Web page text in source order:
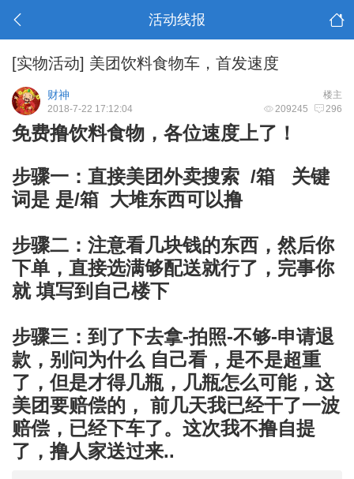
活动线报
[实物活动] 美团饮料食物车，首发速度
楼主
财神
209245 296
2018-7-22 17:12:04
免费撸饮料食物，各位速度上了！
步骤一：直接美团外卖搜索 /箱 关键
词是 是/箱 大堆东西可以撸
步骤二：注意看几块钱的东西，然后你
下单，直接选满够配送就行了，完事你
就 填写到自己楼下
步骤三：到了下去拿-拍照-不够-申请退
款，别问为什么 自己看，是不是超重
了，但是才得几瓶，几瓶怎么可能，这
美团要赔偿的， 前几天我已经干了一波
赔偿，已经下车了。这次我不撸自提
了，撸人家送过来..